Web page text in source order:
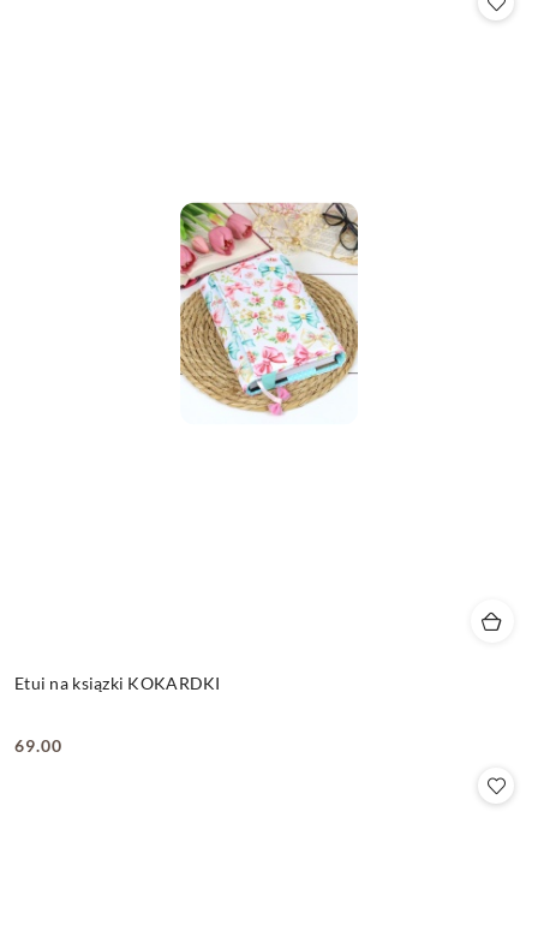
Etui na ksiązki KOKARDKI
Cena:
69.00